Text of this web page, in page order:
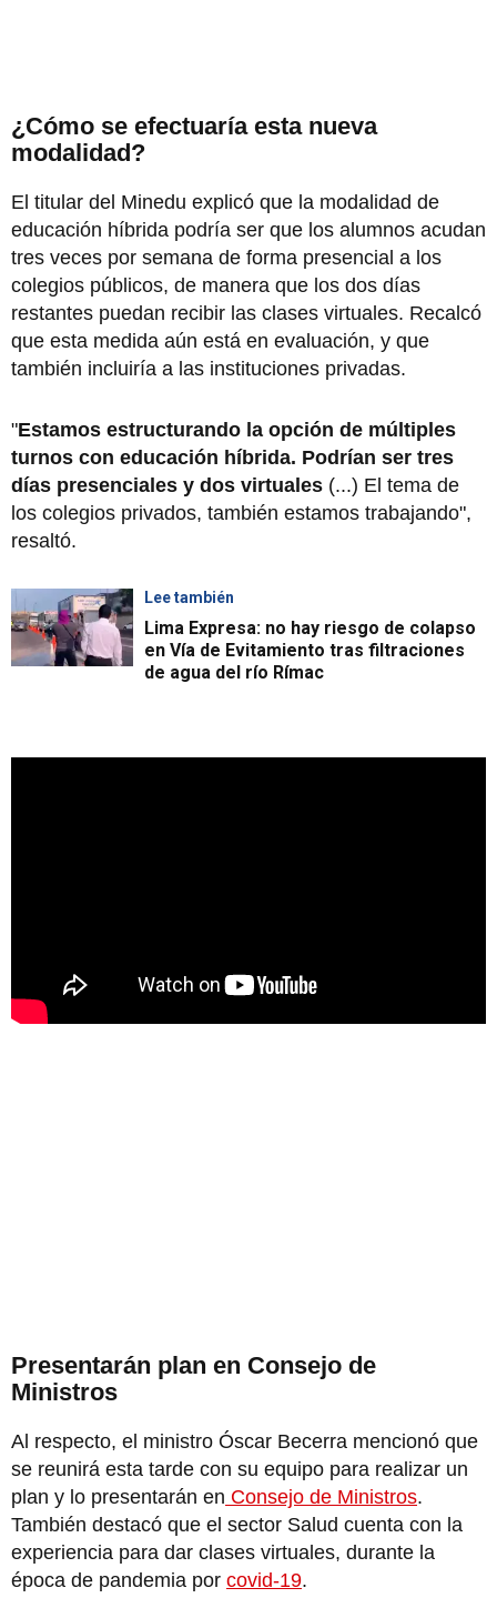
¿Cómo se efectuaría esta nueva
modalidad?
El titular del Minedu explicó que la modalidad de
educación híbrida podría ser que los alumnos acudan
tres veces por semana de forma presencial a los
colegios públicos, de manera que los dos días
restantes puedan recibir las clases virtuales. Recalcó
que esta medida aún está en evaluación, y que
también incluiría a las instituciones privadas.
"Estamos estructurando la opción de múltiples
turnos con educación híbrida. Podrían ser tres
días presenciales y dos virtuales (...) El tema de
los colegios privados, también estamos trabajando",
resaltó.
Lee también
Lima Expresa: no hay riesgo de colapso
en Vía de Evitamiento tras filtraciones
de agua del río Rímac
Presentarán plan en Consejo de
Ministros
Al respecto, el ministro Óscar Becerra mencionó que
se reunirá esta tarde con su equipo para realizar un
plan y lo presentarán en Consejo de Ministros.
También destacó que el sector Salud cuenta con la
experiencia para dar clases virtuales, durante la
época de pandemia por covid-19.